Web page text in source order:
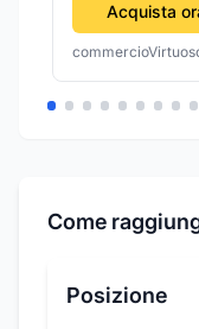
Acquista
Come
Posizione